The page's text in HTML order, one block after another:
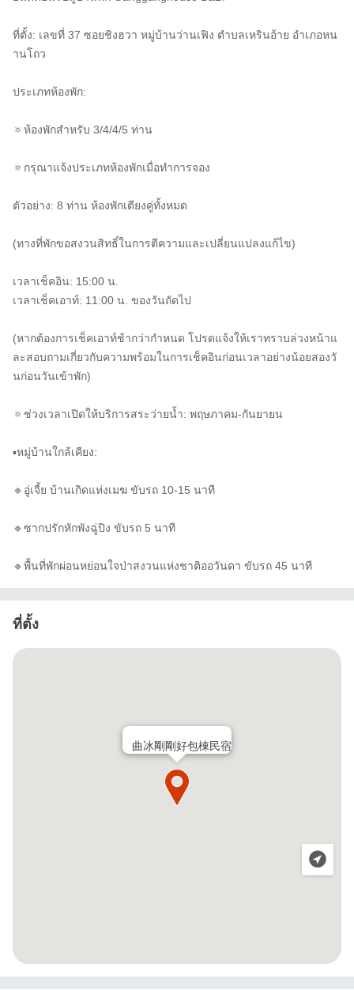
ที่ตั้ง: เลขที่ 37 ซอยชิงฮวา หมู่บ้านว่านเฟิง ตำบลเหรินอ้าย อำเภอหน
านโถว
ประเภทห้องพัก:
🔅ห้องพักสำหรับ 3/4/4/5 ท่าน
🔅กรุณาแจ้งประเภทห้องพักเมื่อทำการจอง
ตัวอย่าง: 8 ท่าน ห้องพักเตียงคู่ทั้งหมด
(ทางที่พักขอสงวนสิทธิ์ในการตีความและเปลี่ยนแปลงแก้ไข)
เวลาเช็คอิน: 15:00 น.
เวลาเช็คเอาท์: 11:00 น. ของวันถัดไป
(หากต้องการเช็คเอาท์ช้ากว่ากำหนด โปรดแจ้งให้เราทราบล่วงหน้าแ
ละสอบถามเกี่ยวกับความพร้อมในการเช็คอินก่อนเวลาอย่างน้อยสองวั
นก่อนวันเข้าพัก)
🔅ช่วงเวลาเปิดให้บริการสระว่ายน้ำ: พฤษภาคม-กันยายน
▪️หมู่บ้านใกล้เคียง:
🔹อู่เจี้ย บ้านเกิดแห่งเมฆ ขับรถ 10-15 นาที
🔹ซากปรักหักพังฉู่ปิง ขับรถ 5 นาที
🔹พื้นที่พักผ่อนหย่อนใจป่าสงวนแห่งชาติออวันดา ขับรถ 45 นาที
ที่ตั้ง
曲冰剛剛好包棟民宿